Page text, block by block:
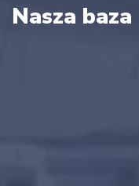
Nasza baza